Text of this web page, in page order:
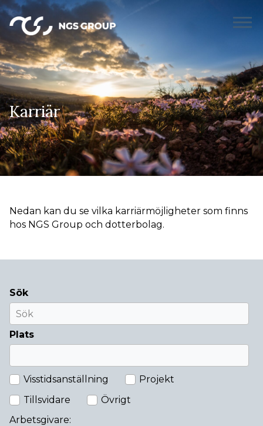
Karriär
Nedan kan du se vilka karriärmöjligheter som finns
hos NGS Group och dotterbolag.
Sök
Plats
Visstidsanställning
Projekt
Tillsvidare
Övrigt
Arbetsgivare: